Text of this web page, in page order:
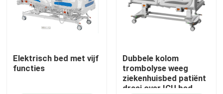
Fabriekstocht
Kwaliteitscontrole
Elektrisch bed met vijf
functies
Dubbele kolom
trombolyse weeg
ziekenhuisbed patiënt
draai over ICU bed